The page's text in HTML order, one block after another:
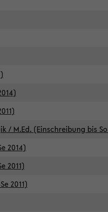
M.Ed. (Einschreibung bis
2014)
2011)
2011)